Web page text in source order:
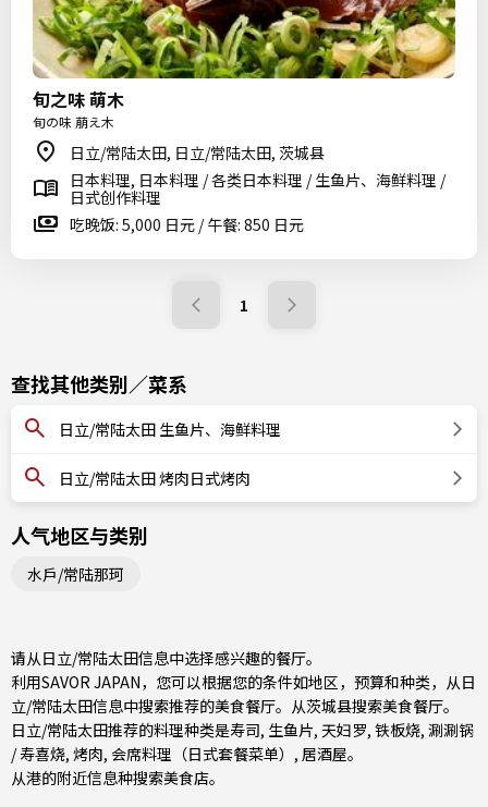
旬之味 萌木
旬の味 萠え木
日立/常陆太田, 日立/常陆太田, 茨城县
日本料理, 日本料理 / 各类日本料理 / 生鱼片、海鲜料理 /
日式创作料理
吃晚饭: 5,000 日元 / 午餐: 850 日元
1
查找其他类别／菜系
日立/常陆太田 生鱼片、海鲜料理
日立/常陆太田 烤肉日式烤肉
人气地区与类别
水戶/常陆那珂
请从日立/常陆太田信息中选择感兴趣的餐厅。
利用SAVOR JAPAN，您可以根据您的条件如地区，预算和种类，从日
立/常陆太田信息中搜索推荐的美食餐厅。从茨城县搜索美食餐厅。
日立/常陆太田推荐的料理种类是寿司, 生鱼片, 天妇罗, 铁板烧, 涮涮锅
/ 寿喜烧, 烤肉, 会席料理（日式套餐菜单） , 居酒屋。
从港的附近信息种搜索美食店。